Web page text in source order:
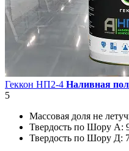
Геккон НП2-4 Наливная
5
Массовая доля не
Твердость по Шору А:
Твердость по Шору Д: